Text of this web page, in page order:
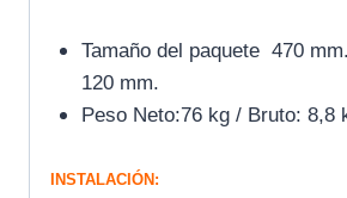
Tamaño del paquete 470
120 mm.
Peso Neto:76 kg / Bruto: 8,8
INSTALACIÓN: